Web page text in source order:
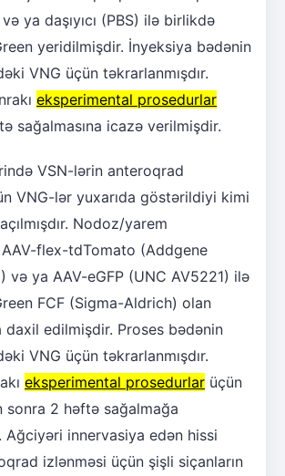
ya daşıyıcı (PBS) ilə birlikdə
yeridilmişdir. İnyeksiya bədənin
VNG üçün təkrarlanmışdır.
eksperimental prosedurlar
sağalmasına icazə verilmişdir.
VSN-lərin anteroqrad
VNG-lər yuxarıda göstərildiyi kimi
Nodoz/yarem
flex-tdTomato (Addgene
və ya AAV-eGFP (UNC AV5221) ilə
FCF (Sigma-Aldrich) olan
edilmişdir. Proses bədənin
VNG üçün təkrarlanmışdır.
eksperimental prosedurlar üçün
sonra 2 həftə sağalmağa
Ağciyəri innervasiya edən hissi
izlənməsi üçün şişli siçanların